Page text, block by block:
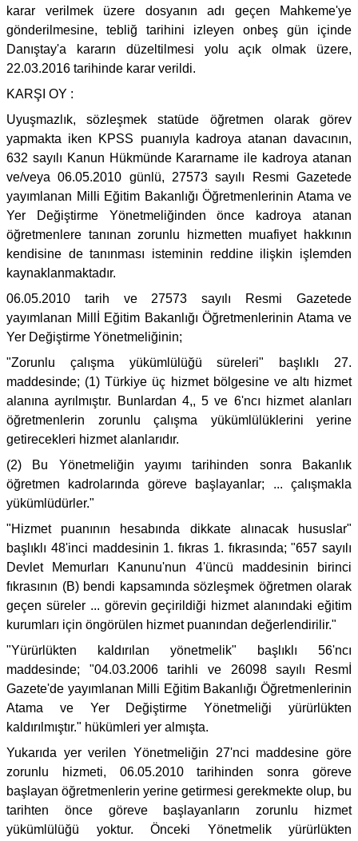
karar verilmek üzere dosyanın adı geçen Mahkeme'ye
gönderilmesine, tebliğ tarihini izleyen onbeş gün içinde
Danıştay'a kararın düzeltilmesi yolu açık olmak üzere,
22.03.2016 tarihinde karar verildi.
KARŞI OY :
Uyuşmazlık, sözleşmek statüde öğretmen olarak görev
yapmakta iken KPSS puanıyla kadroya atanan davacının,
632 sayılı Kanun Hükmünde Kararname ile kadroya atanan
ve/veya 06.05.2010 günlü, 27573 sayılı Resmi Gazetede
yayımlanan Milli Eğitim Bakanlığı Öğretmenlerinin Atama ve
Yer Değiştirme Yönetmeliğinden önce kadroya atanan
öğretmenlere tanınan zorunlu hizmetten muafiyet hakkının
kendisine de tanınması isteminin reddine ilişkin işlemden
kaynaklanmaktadır.
06.05.2010 tarih ve 27573 sayılı Resmi Gazetede
yayımlanan Millİ Eğitim Bakanlığı Öğretmenlerinin Atama ve
Yer Değiştirme Yönetmeliğinin;
"Zorunlu çalışma yükümlülüğü süreleri" başlıklı 27.
maddesinde; (1) Türkiye üç hizmet bölgesine ve altı hizmet
alanına ayrılmıştır. Bunlardan 4,, 5 ve 6'ncı hizmet alanları
öğretmenlerin zorunlu çalışma yükümlülüklerini yerine
getirecekleri hizmet alanlarıdır.
(2) Bu Yönetmeliğin yayımı tarihinden sonra Bakanlık
öğretmen kadrolarında göreve başlayanlar; ... çalışmakla
yükümlüdürler."
"Hizmet puanının hesabında dikkate alınacak hususlar"
başlıklı 48'inci maddesinin 1. fıkras 1. fıkrasında; "657 sayılı
Devlet Memurları Kanunu'nun 4'üncü maddesinin birinci
fıkrasının (B) bendi kapsamında sözleşmek öğretmen olarak
geçen süreler ... görevin geçirildiği hizmet alanındaki eğitim
kurumları için öngörülen hizmet puanından değerlendirilir."
"Yürürlükten kaldırılan yönetmelik" başlıklı 56'ncı
maddesinde; "04.03.2006 tarihli ve 26098 sayılı Resmİ
Gazete'de yayımlanan Milli Eğitim Bakanlığı Öğretmenlerinin
Atama ve Yer Değiştirme Yönetmeliği yürürlükten
kaldırılmıştır." hükümleri yer almışta.
Yukarıda yer verilen Yönetmeliğin 27'nci maddesine göre
zorunlu hizmeti, 06.05.2010 tarihinden sonra göreve
başlayan öğretmenlerin yerine getirmesi gerekmekte olup, bu
tarihten önce göreve başlayanların zorunlu hizmet
yükümlülüğü yoktur. Önceki Yönetmelik yürürlükten